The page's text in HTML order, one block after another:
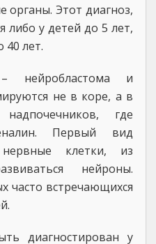
органы. Этот диагноз,
либо у детей до 5 лет,
40 лет.
нейробластома и
не в коре, а в
где
Первый вид
клетки, из
нейроны.
часто встречающихся
диагностирован у